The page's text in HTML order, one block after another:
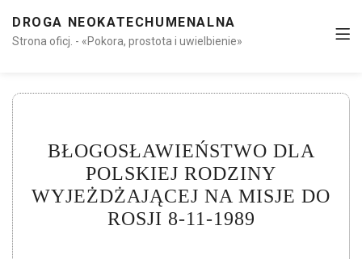
DROGA NEOKATECHUMENALNA
Strona oficj. - «Pokora, prostota i uwielbienie»
BŁOGOSŁAWIEŃSTWO DLA
POLSKIEJ RODZINY
WYJEŻDŻAJĄCEJ NA MISJE DO
ROSJI 8-11-1989